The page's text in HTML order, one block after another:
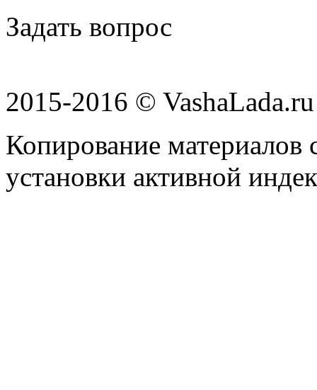
Задать вопрос
2015-2016 © VashaLada.ru
Копирование материалов
установки активной